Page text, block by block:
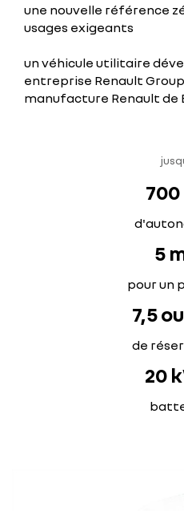
une nouvelle référence
usages exigeants
un véhicule utilitaire
entreprise Renault
manufacture Renault de
5
pour un
7,5
de
20